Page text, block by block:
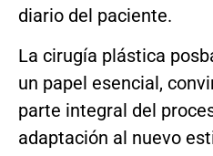
diario del paciente.
La cirugía plástica
un papel esencial,
parte integral del
adaptación al nuevo